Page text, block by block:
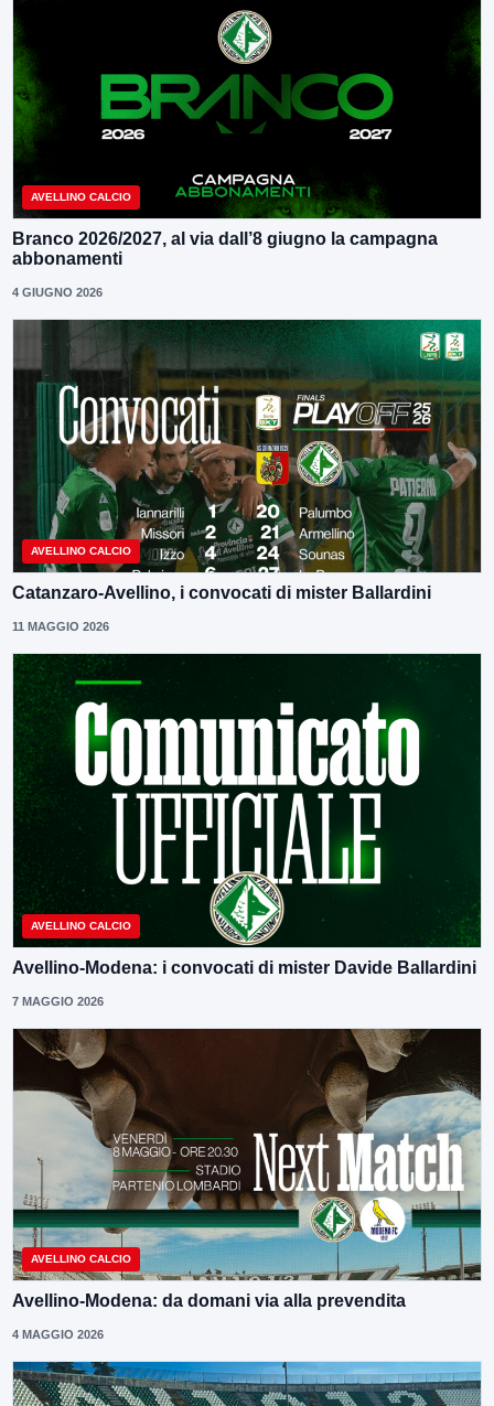
AVELLINO CALCIO
Branco 2026/2027, al via dall’8 giugno la campagna
abbonamenti
4 GIUGNO 2026
AVELLINO CALCIO
Catanzaro-Avellino, i convocati di mister Ballardini
11 MAGGIO 2026
AVELLINO CALCIO
Avellino-Modena: i convocati di mister Davide Ballardini
7 MAGGIO 2026
AVELLINO CALCIO
Avellino-Modena: da domani via alla prevendita
4 MAGGIO 2026